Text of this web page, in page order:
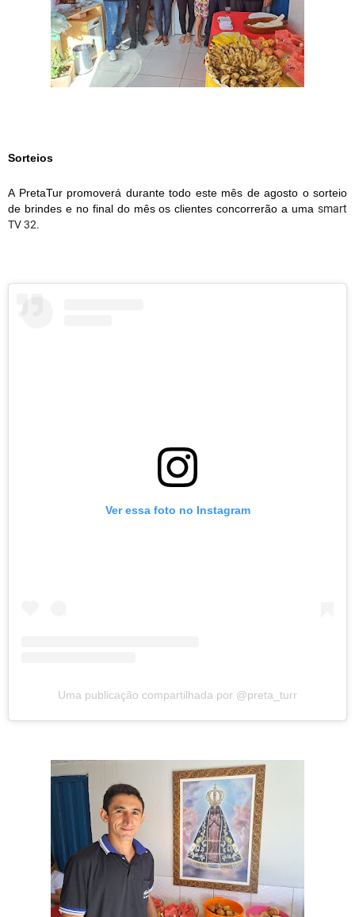
Sorteios
A PretaTur promoverá durante todo este mês de agosto o sorteio
de brindes e no final do mês os clientes concorrerão a uma smart
TV 32.
Ver essa foto no Instagram
Uma publicação compartilhada por @preta_turr